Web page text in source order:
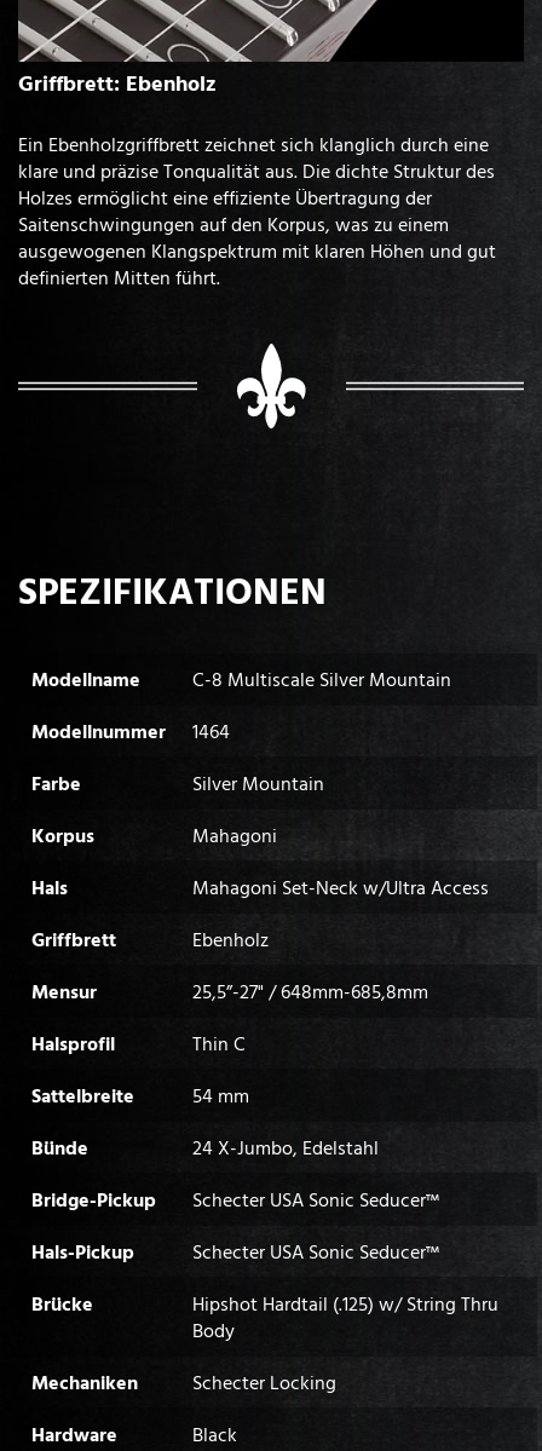
Griffbrett: Ebenholz
Ein Ebenholzgriffbrett zeichnet sich klanglich durch eine
klare und präzise Tonqualität aus. Die dichte Struktur des
Holzes ermöglicht eine effiziente Übertragung der
Saitenschwingungen auf den Korpus, was zu einem
ausgewogenen Klangspektrum mit klaren Höhen und gut
definierten Mitten führt.
SPEZIFIKATIONEN
Modellname
C-8 Multiscale Silver Mountain
Modellnummer
1464
Farbe
Silver Mountain
Korpus
Mahagoni
Hals
Mahagoni Set-Neck w/Ultra Access
Griffbrett
Ebenholz
Mensur
25,5”-27" / 648mm-685,8mm
Halsprofil
Thin C
Sattelbreite
54 mm
Bünde
24 X-Jumbo, Edelstahl
Bridge-Pickup
Schecter USA Sonic Seducer™
Hals-Pickup
Schecter USA Sonic Seducer™
Brücke
Hipshot Hardtail (.125) w/ String Thru
Body
Mechaniken
Schecter Locking
Hardware
Black